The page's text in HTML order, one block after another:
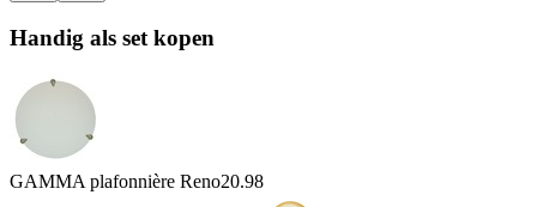
Handig als set kopen
GAMMA plafonnière Reno20.98